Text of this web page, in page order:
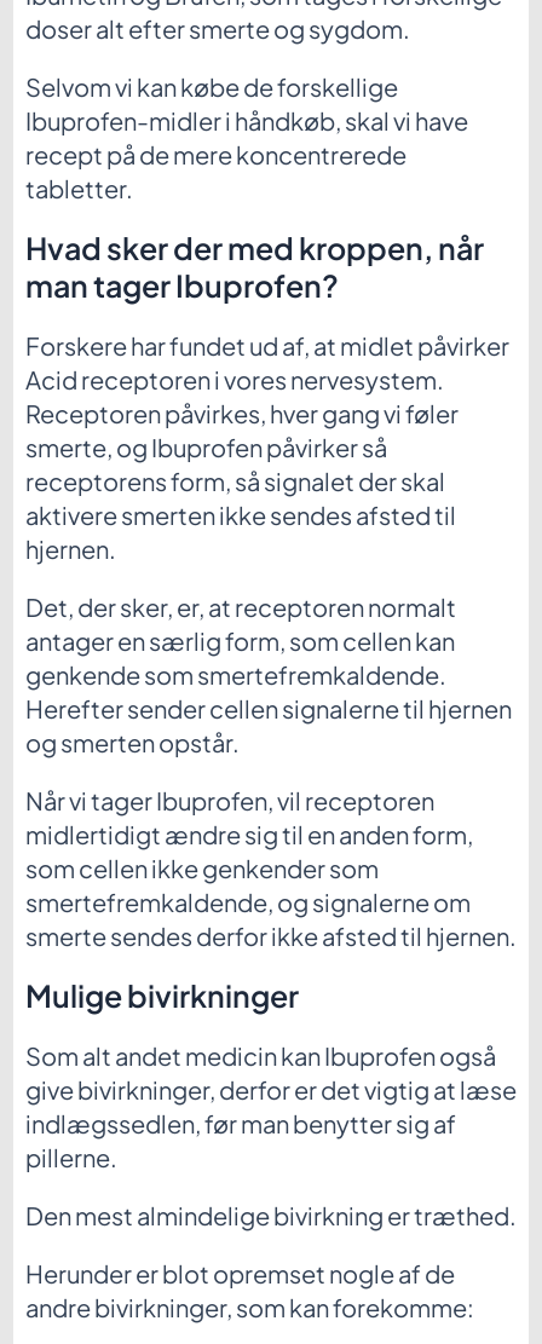
doser alt efter smerte og sygdom.
Selvom vi kan købe de forskellige
Ibuprofen-midler i håndkøb, skal vi have
recept på de mere koncentrerede
tabletter.
Hvad sker der med kroppen, når
man tager Ibuprofen?
Forskere har fundet ud af, at midlet påvirker
Acid receptoren i vores nervesystem.
Receptoren påvirkes, hver gang vi føler
smerte, og Ibuprofen påvirker så
receptorens form, så signalet der skal
aktivere smerten ikke sendes afsted til
hjernen.
Det, der sker, er, at receptoren normalt
antager en særlig form, som cellen kan
genkende som smertefremkaldende.
Herefter sender cellen signalerne til hjernen
og smerten opstår.
Når vi tager Ibuprofen, vil receptoren
midlertidigt ændre sig til en anden form,
som cellen ikke genkender som
smertefremkaldende, og signalerne om
smerte sendes derfor ikke afsted til hjernen.
Mulige bivirkninger
Som alt andet medicin kan Ibuprofen også
give bivirkninger, derfor er det vigtig at læse
indlægssedlen, før man benytter sig af
pillerne.
Den mest almindelige bivirkning er træthed.
Herunder er blot opremset nogle af de
andre bivirkninger, som kan forekomme: